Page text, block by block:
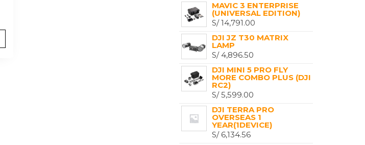
MAVIC 3 ENTERPRISE
(UNIVERSAL EDITION)
S/14,791.00
DJI JZ T30 MATRIX
LAMP
S/4,896.50
DJI MINI 5 PRO FLY
MORE COMBO PLUS (DJI
RC2)
S/5,599.00
DJI TERRA PRO
OVERSEAS 1
YEAR(1DEVICE)
S/6,134.56